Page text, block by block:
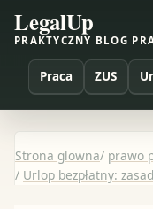
LegalUp
PRAKTYCZNY BLOG
Praca ZUS
Strona glowna/ prawo
/ Urlop bezpłatny: